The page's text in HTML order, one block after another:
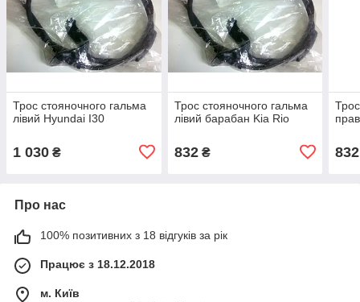
Трос стояночного гальма
лівий Hyundai I30
1 030 ₴
Трос стояночного гальма
лівий барабан Kia Rio
832₴ 832
Про нас
100% позитивних з 18 відгуків за рік
Працює з 18.12.2018
м. Київ